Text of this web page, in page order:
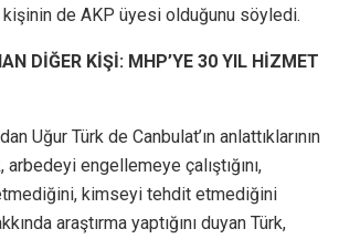
de AKP üyesi olduğunu söyledi.
DİĞER KİŞİ: MHP’YE 30 YIL HİZMET
Uğur Türk de Canbulat’ın anlattıklarının
arbedeyi engellemeye çalıştığını,
kimseyi tehdit etmediğini
araştırma yaptığını duyan Türk,